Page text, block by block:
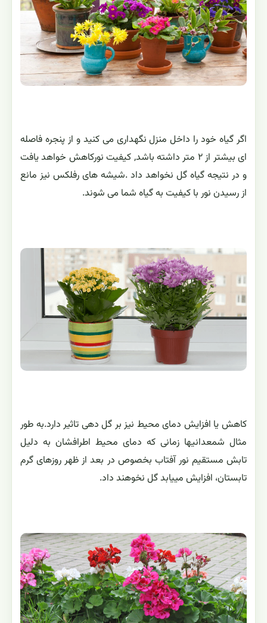
اگر گیاه خود را داخل منزل نگهداری می کنید و از پنجره فاصله
ای بیشتر از ۲ متر داشته باشد, کیفیت نورکاهش خواهد یافت
و در نتیجه گیاه گل نخواهد داد .شیشه های رفلکس نیز مانع
از رسیدن نور با کیفیت به گیاه شما می شوند.
کاهش یا افزایش دمای محیط نیز بر گل دهی تاثیر دارد.به طور
مثال شمعدانیها زمانی که دمای محیط اطرافشان به دلیل
تابش مستقیم نور آفتاب بخصوص در بعد از ظهر روزهای گرم
تابستان، افزایش مییابد گل نخوهند داد.